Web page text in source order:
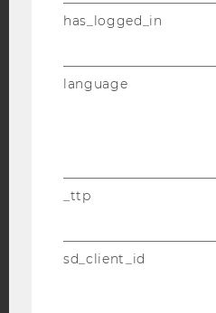
Facebook
WEBSITE
DATA PROTECTION
has_logged_in
language
_ttp
sd_client_id